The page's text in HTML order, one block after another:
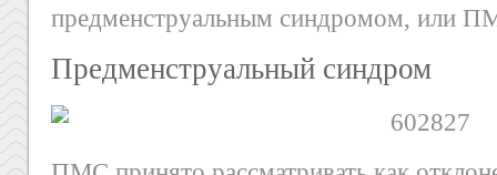
предменструальным синдромом, или
Предменструальный синдром